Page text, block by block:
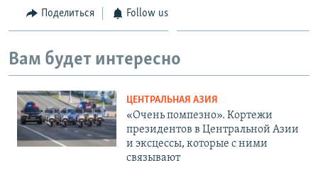
Поделиться Follow us
Вам будет интересно
ЦЕНТРАЛЬНАЯ АЗИЯ
«Очень помпезно». Кортежи
президентов в Центральной Азии
и эксцессы, которые с ними
связывают